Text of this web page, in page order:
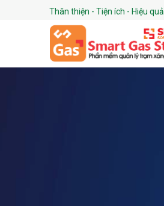
Thân thiện - Tiện ích - Hiệu quả